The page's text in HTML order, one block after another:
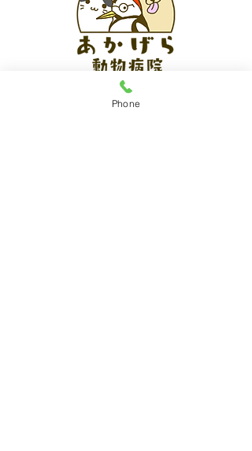
〒056-0017 ​新ひだか町静内御幸町6丁目3-31
Phone